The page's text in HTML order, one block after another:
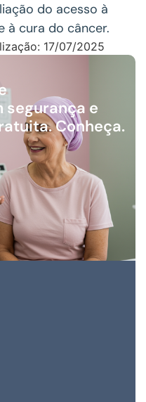
do acesso à
à cura do câncer.
17/07/2025
segurança e
Conheça.